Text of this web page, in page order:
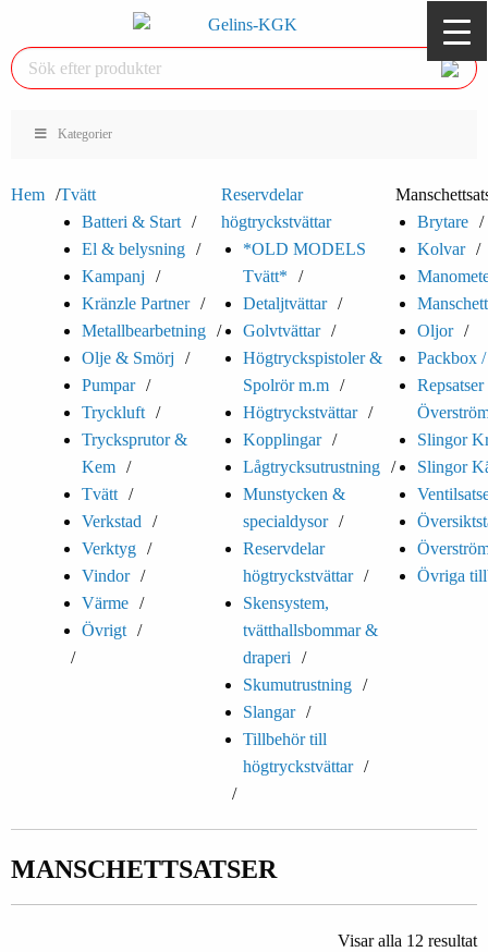
Kategorier
Hem
Tvätt
Batteri & Start
El & belysning
Kampanj
Kränzle Partner
Metallbearbetning
Olje & Smörj
Pumpar
Tryckluft
Trycksprutor &
Kem
Tvätt
Verkstad
Verktyg
Vindor
Värme
Övrigt
Reservdelar
högtryckstvättar
*OLD MODELS
Tvätt*
Detaljtvättar
Golvtvättar
Högtryckspistoler &
Spolrör m.m
Högtryckstvättar
Kopplingar
Lågtrycksutrustning
Munstycken &
specialdysor
Reservdelar
högtryckstvättar
Skensystem,
tvätthallsbommar &
draperi
Skumutrustning
Slangar
Tillbehör till
högtryckstvättar
Brytare
Kolvar
Oljor
Packbox
Slingor
Slingor
Övriga
MANSCHETTSATSER
Visar alla 12 resultat